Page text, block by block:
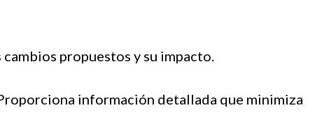
propuestos y su impacto.
información detallada que minimiza